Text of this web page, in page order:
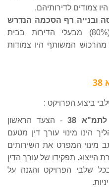
צמודים לדירותיהם.
הריסה ובנייה רף הסכמה הנדרש
(80%) מבעלי הדירות בבית
המשותף היו צמודות
ביצוע הפרויקט :
38
- הצעד הראשון
הינו מינוי עורך דין מטעם
מינוי המפרט את השירותים
הייצוג. תפקידו של עורך הדין
שלבי הפרויקט והגנה על